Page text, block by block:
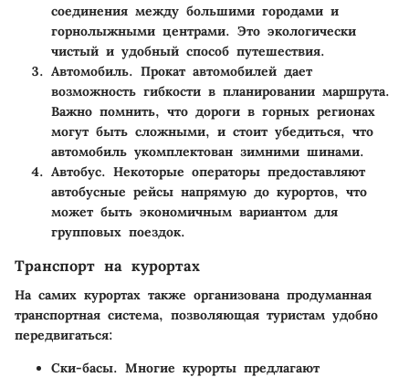
соединения между большими городами и
горнолыжными центрами. Это экологически
чистый и удобный способ путешествия.
Автомобиль. Прокат автомобилей дает
возможность гибкости в планировании маршрута.
Важно помнить, что дороги в горных регионах
могут быть сложными, и стоит убедиться, что
автомобиль укомплектован зимними шинами.
Автобус. Некоторые операторы предоставляют
автобусные рейсы напрямую до курортов, что
может быть экономичным вариантом для
групповых поездок.
Транспорт на курортах
На самих курортах также организована продуманная
транспортная система, позволяющая туристам удобно
передвигаться:
Ски-басы. Многие курорты предлагают